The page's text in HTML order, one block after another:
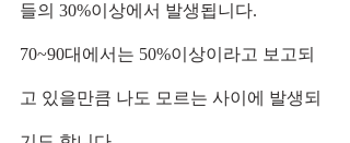
들의 30%이상에서 발생됩니다.
70~90대에서는 50%이상이라고 보고되
고 있을만큼 나도 모르는 사이에 발생되